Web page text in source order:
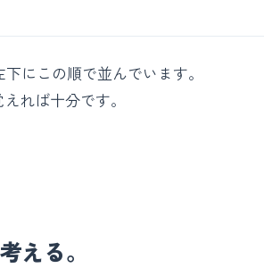
にこの順で並んでいます。
れば十分です。
える。